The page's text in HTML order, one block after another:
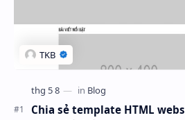
Chia sẻ template HTML